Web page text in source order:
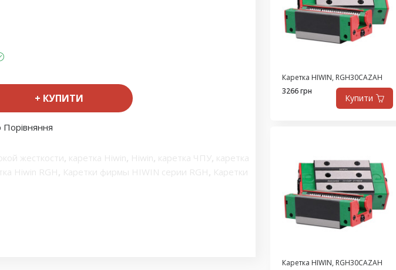
КУПИТИ
жесткости, каретка Hiwin, Hiwin, каретка ЧПУ , каретка
Hiwin RGH , Каретки фирмы HIWIN серии RGH , Каретки
Каретка HIWIN, RGH30CAZAH
3266 грн
Купити
Каретка HIWIN, RGH30CAZAH